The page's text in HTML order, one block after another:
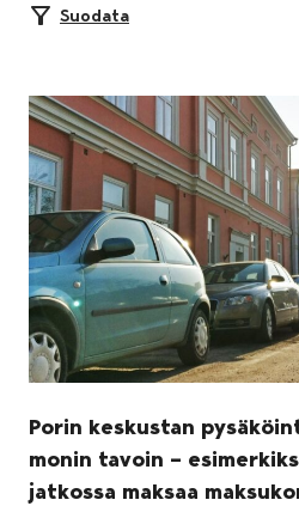
Suodata
Porin keskustan
monin tavoin –
jatkossa maksaa